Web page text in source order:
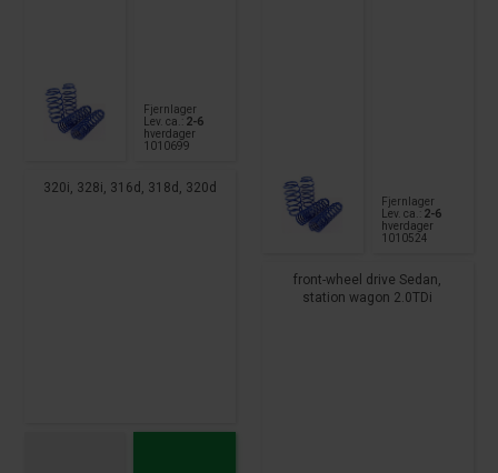
Fjernlager
Lev. ca.: 2-6
hverdager
1010699
320i, 328i, 316d, 318d, 320d
Fjernlager
Lev. ca.: 2-6
hverdager
1010524
front-wheel drive Sedan,
station wagon 2.0TDi